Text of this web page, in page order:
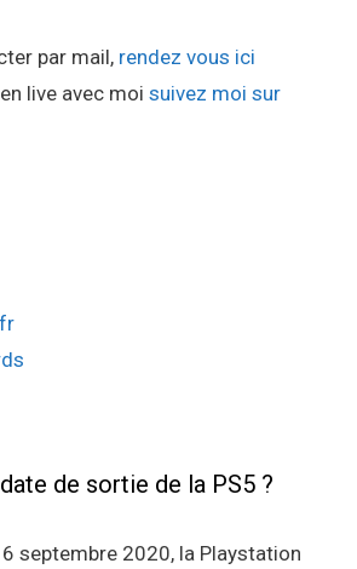
par mail, rendez vous ici
live avec moi suivez moi sur
de sortie de la PS5 ?
septembre 2020, la Playstation